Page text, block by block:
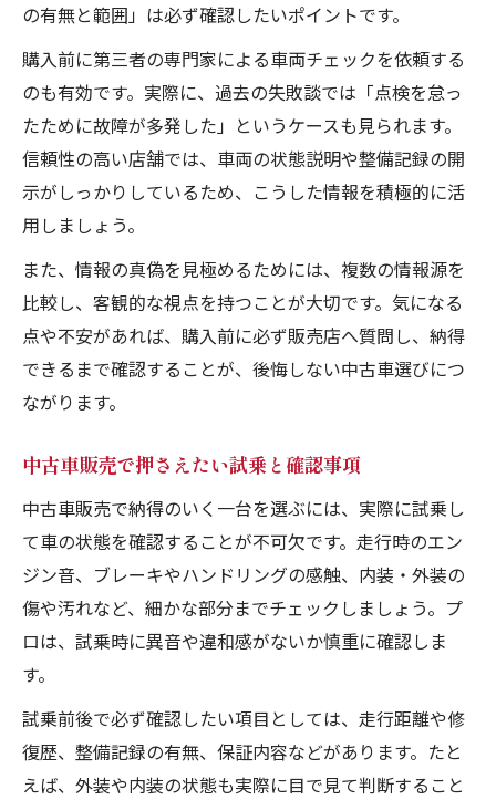
の有無と範囲」は必ず確認したいポイントです。
購入前に第三者の専門家による車両チェックを依頼する
のも有効です。実際に、過去の失敗談では「点検を怠っ
たために故障が多発した」というケースも見られます。
信頼性の高い店舗では、車両の状態説明や整備記録の開
示がしっかりしているため、こうした情報を積極的に活
用しましょう。
また、情報の真偽を見極めるためには、複数の情報源を
比較し、客観的な視点を持つことが大切です。気になる
点や不安があれば、購入前に必ず販売店へ質問し、納得
できるまで確認することが、後悔しない中古車選びにつ
ながります。
中古車販売で押さえたい試乗と確認事項
中古車販売で納得のいく一台を選ぶには、実際に試乗し
て車の状態を確認することが不可欠です。走行時のエン
ジン音、ブレーキやハンドリングの感触、内装・外装の
傷や汚れなど、細かな部分までチェックしましょう。プ
ロは、試乗時に異音や違和感がないか慎重に確認しま
す。
試乗前後で必ず確認したい項目としては、走行距離や修
復歴、整備記録の有無、保証内容などがあります。たと
えば、外装や内装の状態も実際に目で見て判断すること